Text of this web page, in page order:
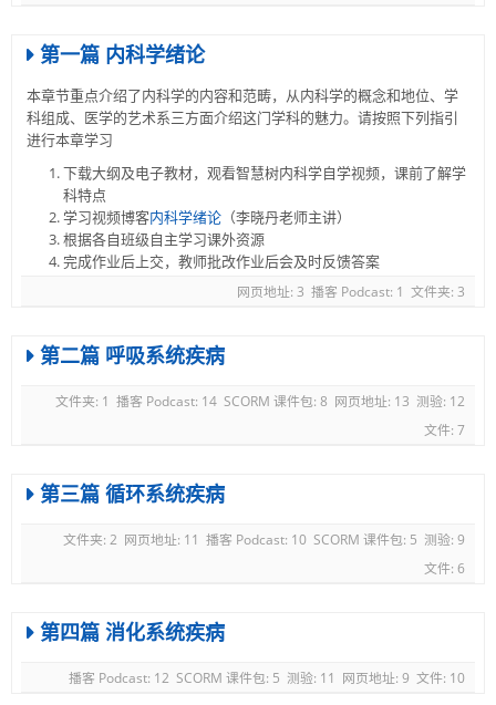
第一篇 内科学绪论
本章节重点介绍了内科学的内容和范畴，从内科学的概念和地位、学
科组成、医学的艺术系三方面介绍这门学科的魅力。请按照下列指引
进行本章学习
下载大纲及电子教材，观看智慧树内科学自学视频，课前了解学
科特点
学习视频博客内科学绪论（李晓丹老师主讲）
根据各自班级自主学习课外资源
完成作业后上交，教师批改作业后会及时反馈答案
网页地址: 3 播客 Podcast: 1 文件夹: 3
第二篇 呼吸系统疾病
文件夹: 1 播客 Podcast: 14 SCORM 课件包: 8 网页地址: 13 测验: 12
文件: 7
第三篇 循环系统疾病
文件夹: 2 网页地址: 11 播客 Podcast: 10 SCORM 课件包: 5 测验: 9
文件: 6
第四篇 消化系统疾病
播客 Podcast: 12 SCORM 课件包: 5 测验: 11 网页地址: 9 文件: 10